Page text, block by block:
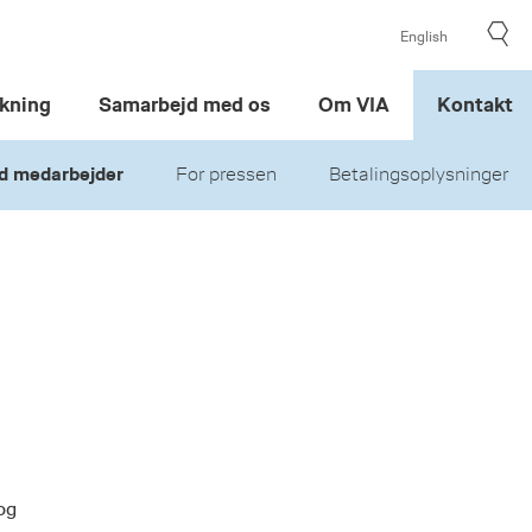
English
Samarbejd med os Om VIA Kontakt
medarbejder For pressen Betalingsoplysninger